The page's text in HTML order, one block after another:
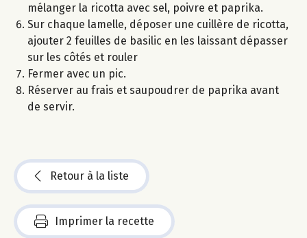
mélanger la ricotta avec sel, poivre et paprika.
Sur chaque lamelle, déposer une cuillère de ricotta,
ajouter 2 feuilles de basilic en les laissant dépasser
sur les côtés et rouler
Fermer avec un pic.
Réserver au frais et saupoudrer de paprika avant
de servir.
Retour à la liste
Imprimer la recette